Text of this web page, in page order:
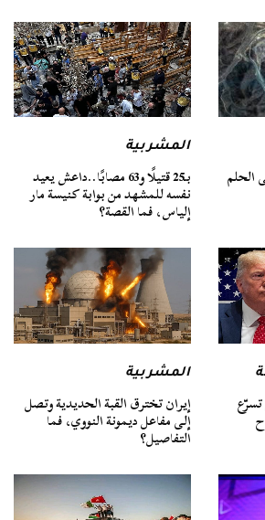
الحلم
المشربية
بـ25 قتيلًا و63 مصابًا..داعش يعيد
نفسه للمشهد من بوابة كنيسة مار
إلياس، فما القصة؟
المشربية
إيران تخترق القبة الحديدية وتصل
إلى مفاعل ديمونة النووي، فما
التفاصيل؟